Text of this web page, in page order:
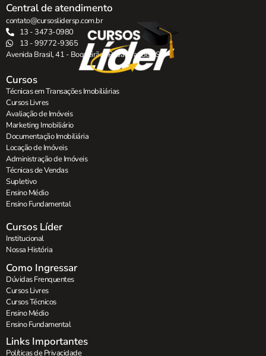
Central de atendimento
contato@cursoslidersp.com.br
13 - 3473-0980
13 - 99772-9365
Avenida Brasil, 41 - Boqueirão , Praia Grande - SP.
Cursos
Técnicas em Transações Imobiliárias
Cursos Livres
Avaliação de Imóveis
Marketing Imobiliário
Documentação Imobiliária
Locação de Imóveis
Administração de Imóveis
Técnicas de Vendas
Supletivo
Ensino Médio
Ensino Fundamental
Cursos Líder
Institucional
Nossa História
Como Ingressar
Dúvidas Frenquentes
Cursos Livres
Cursos Técnicos
Ensino Médio
Ensino Fundamental
Links Importantes
Políticas de Privacidade